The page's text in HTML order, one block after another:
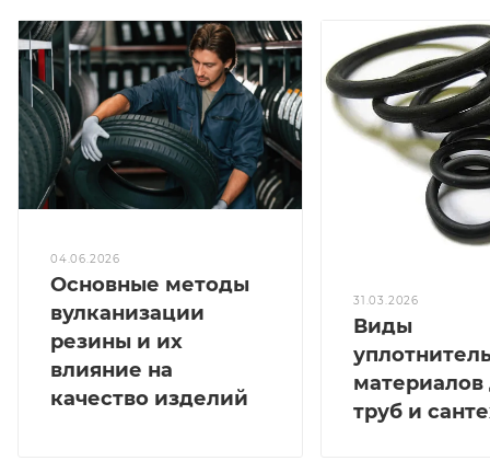
04.06.2026
Основные методы
вулканизации
резины и их
влияние на
качество изделий
31.03.2026
Виды
материалов
труб и